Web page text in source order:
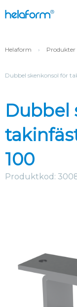
Helaform › Produkter
Dubbel skenkonsol för
Dubbel
100
Produktkod: